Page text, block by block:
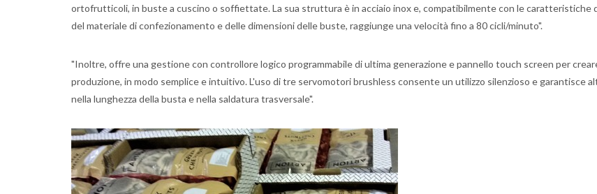
ortofrutticoli, in buste a cuscino o soffiettate. La sua struttura è in acciaio inox e, compatibilmente con le caratteristiche
del materiale di confezionamento e delle dimensioni delle buste, raggiunge una velocità fino a 80 cicli/minuto".
"Inoltre, offre una gestione con controllore logico programmabile di ultima generazione e pannello touch screen per
produzione, in modo semplice e intuitivo. L'uso di tre servomotori brushless consente un utilizzo silenzioso e garantisce
nella lunghezza della busta e nella saldatura trasversale".